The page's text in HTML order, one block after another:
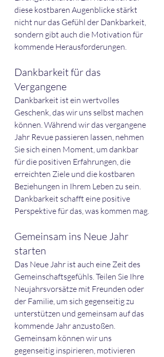
diese kostbaren Augenblicke stärkt
nicht nur das Gefühl der Dankbarkeit,
sondern gibt auch die Motivation für
kommende Herausforderungen.
Dankbarkeit für das
Vergangene
Dankbarkeit ist ein wertvolles
Geschenk, das wir uns selbst machen
können. Während wir das vergangene
Jahr Revue passieren lassen, nehmen
Sie sich einen Moment, um dankbar
für die positiven Erfahrungen, die
erreichten Ziele und die kostbaren
Beziehungen in Ihrem Leben zu sein.
Dankbarkeit schafft eine positive
Perspektive für das, was kommen mag.
Gemeinsam ins Neue Jahr
starten
Das Neue Jahr ist auch eine Zeit des
Gemeinschaftsgefühls. Teilen Sie Ihre
Neujahrsvorsätze mit Freunden oder
der Familie, um sich gegenseitig zu
unterstützen und gemeinsam auf das
kommende Jahr anzustoßen.
Gemeinsam können wir uns
gegenseitig inspirieren, motivieren